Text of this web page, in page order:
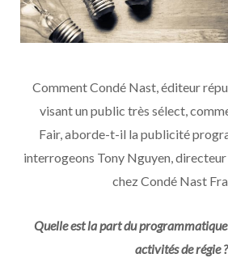
Comment Condé Nast, éditeur
visant un public très sélect,
Fair, aborde-t-il la publicité
interrogeons Tony Nguyen,
chez Condé Nast
Quelle est la part du programmatique
activités de régie ?